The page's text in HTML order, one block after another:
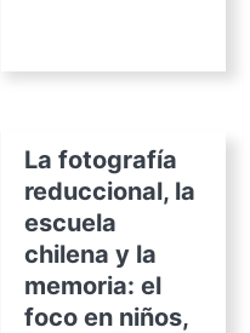
La fotografía
reduccional, la
escuela
chilena y la
memoria: el
foco en niños,